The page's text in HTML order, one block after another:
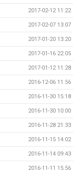
2017-02-12 11:22
2017-02-07 13:07
2017-01-20 13:20
2017-01-16 22:05
2017-01-12 11:28
2016-12-06 11:56
2016-11-30 15:18
2016-11-30 10:00
2016-11-28 21:33
2016-11-15 14:02
2016-11-14 09:43
2016-11-11 15:56